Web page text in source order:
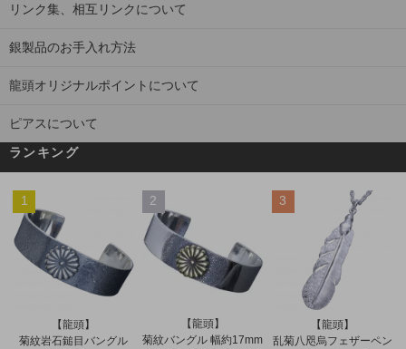
リンク集、相互リンクについて
銀製品のお手入れ方法
龍頭オリジナルポイントについて
ピアスについて
ランキング
1
【龍頭】
菊紋岩石鎚目バングル
2
【龍頭】
菊紋バングル 幅約17mm
3
【龍頭】
乱菊八咫烏フェザーペン